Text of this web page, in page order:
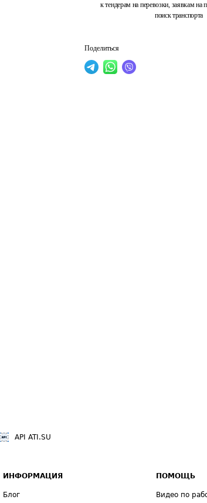
к тендерам на перевозки, заявкам на
поиск транспорта
Поделиться
API ATI.SU
ИНФОРМАЦИЯ
Блог
ПОМОЩЬ
Видео по